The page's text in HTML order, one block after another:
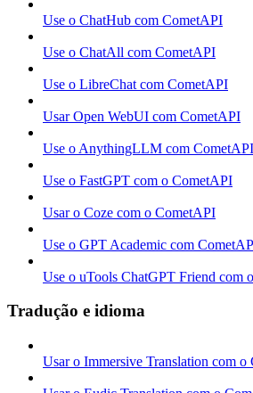
Use o ChatHub com CometAPI
Use o ChatAll com CometAPI
Use o LibreChat com CometAPI
Usar Open WebUI com CometAPI
Use o AnythingLLM com CometAPI
Use o FastGPT com o CometAPI
Usar o Coze com o CometAPI
Use o GPT Academic com
Use o uTools ChatGPT Friend com
Tradução e idioma
Usar o Immersive Translation com o